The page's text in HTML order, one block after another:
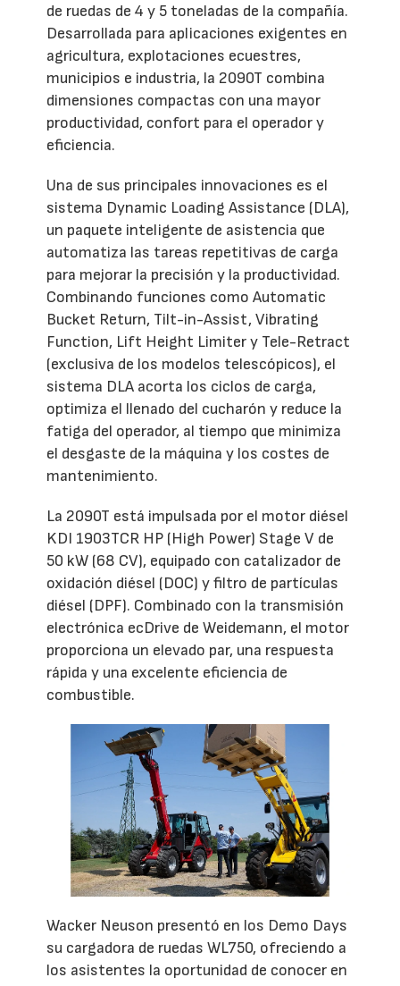
de ruedas de 4 y 5 toneladas de la compañía.
Desarrollada para aplicaciones exigentes en
agricultura, explotaciones ecuestres,
municipios e industria, la 2090T combina
dimensiones compactas con una mayor
productividad, confort para el operador y
eficiencia.
Una de sus principales innovaciones es el
sistema Dynamic Loading Assistance (DLA),
un paquete inteligente de asistencia que
automatiza las tareas repetitivas de carga
para mejorar la precisión y la productividad.
Combinando funciones como Automatic
Bucket Return, Tilt-in-Assist, Vibrating
Function, Lift Height Limiter y Tele-Retract
(exclusiva de los modelos telescópicos), el
sistema DLA acorta los ciclos de carga,
optimiza el llenado del cucharón y reduce la
fatiga del operador, al tiempo que minimiza
el desgaste de la máquina y los costes de
mantenimiento.
La 2090T está impulsada por el motor diésel
KDI 1903TCR HP (High Power) Stage V de
50 kW (68 CV), equipado con catalizador de
oxidación diésel (DOC) y filtro de partículas
diésel (DPF). Combinado con la transmisión
electrónica ecDrive de Weidemann, el motor
proporciona un elevado par, una respuesta
rápida y una excelente eficiencia de
combustible.
Wacker Neuson presentó en los Demo Days
su cargadora de ruedas WL750, ofreciendo a
los asistentes la oportunidad de conocer en